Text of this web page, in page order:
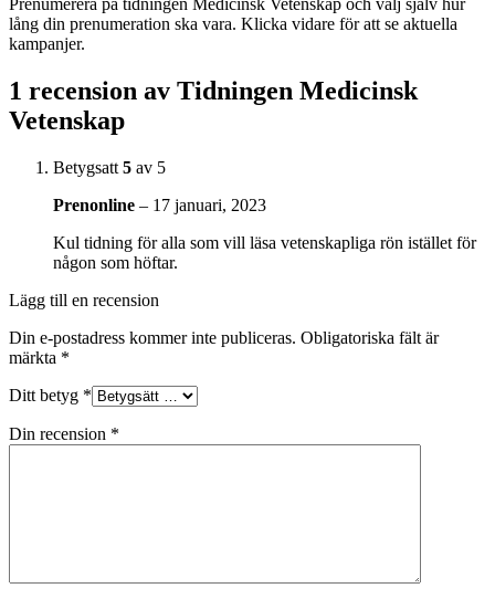
lång din prenumeration ska vara. Klicka vidare för att se aktuella
kampanjer.
1 recension av Tidningen Medicinsk
Vetenskap
Betygsatt 5 av 5
Prenonline – 17 januari, 2023
Kul tidning för alla som vill läsa vetenskapliga rön istället för
någon som höftar.
Lägg till en recension
Din e-postadress kommer inte publiceras. Obligatoriska fält är
märkta *
Ditt betyg *
Din recension *